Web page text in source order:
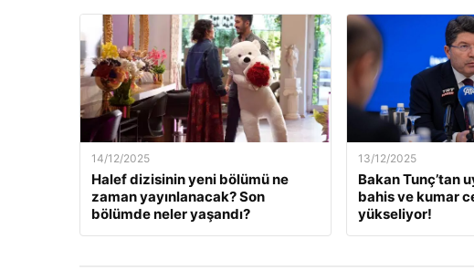
14/12/2025
Halef dizisinin yeni bölümü ne
zaman yayınlanacak? Son
bölümde neler yaşandı?
13/12/2025
Bakan Tunç’tan
bahis ve kumar
yükseliyor!